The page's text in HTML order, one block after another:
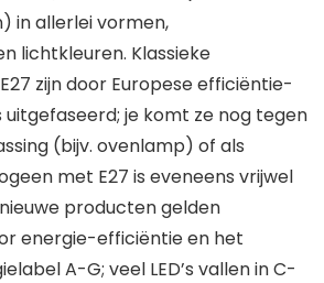
in allerlei vormen,
lichtkleuren. Klassieke
zijn door Europese efficiëntie-
je komt ze nog tegen
(bijv. ovenlamp) of als
met E27 is eveneens vrijwel
producten gelden
energie-efficiëntie en het
A-G; veel LED’s vallen in C-